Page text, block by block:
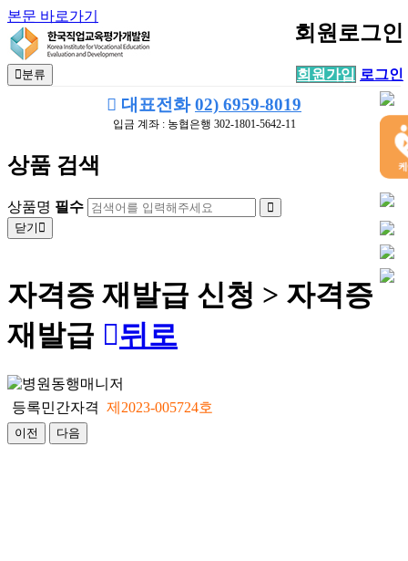
본문 바로가기
회원로그인
회원가입 로그인
분류
대표전화02) 6959-8019
입금 계좌 : 농협은행 302-1801-5642-11
상품 검색
상품명 필수
닫기
자격증 재발급 신청 > 자격증
재발급
뒤로
등록민간자격 제2023-005724호
이전 다음